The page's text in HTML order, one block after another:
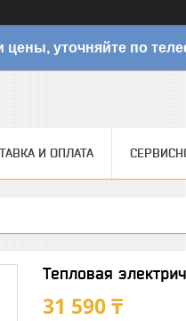
цены, уточняйте по
И ОПЛАТА
Тепловая
31 590 ₸